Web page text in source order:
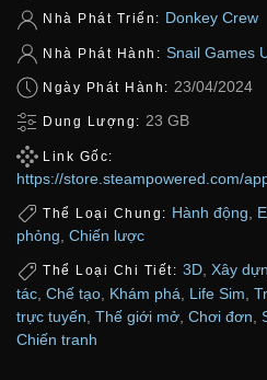
Nhà Phát Triển: Donkey Crew
Nhà Phát Hành: Snail Games
Ngày Phát Hành: 23/04/2024
Dung Lượng: 23 GB
Link Gốc:
https://store.steampowered.com/
Thể Loại Chung: Hành động
phỏng, Chiến lược
Thể Loại Chi Tiết: 3D, Xây
tác Chế tạo Khám phá Life Sim
trực tuyến Thế giới mở Chơi đơn
Chiến tranh